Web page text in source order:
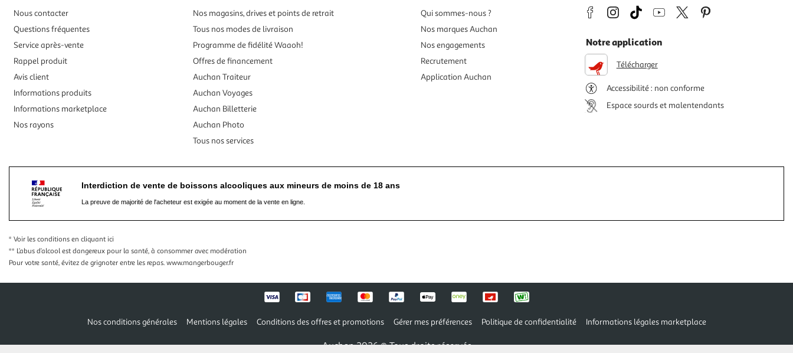
Nous contacter
Questions fréquentes
Service après-vente
Rappel produit
Avis client
Informations produits
Informations marketplace
Nos rayons
Nos magasins, drives et points de retrait
Tous nos modes de livraison
Programme de fidélité Waaoh!
Offres de financement
Auchan Traiteur
Auchan Voyages
Auchan Billetterie
Auchan Photo
Tous nos services
Qui sommes-nous ?
Nos marques Auchan
Nos engagements
Recrutement
Application Auchan
Notre application
Télécharger
Accessibilité : non conforme
Espace sourds et malentendants
Interdiction de vente de boissons alcooliques aux mineurs de moins de 18 ans
La preuve de majorité de l'acheteur est exigée au moment de la vente en ligne.
* Voir les conditions en cliquant ici
** L’abus d’alcool est dangereux pour la santé, à consommer avec modération
Pour votre santé, évitez de grignoter entre les repas. www.mangerbouger.fr
Nos conditions générales Mentions légales Conditions des offres et promotions Gérer mes préférences Politique de confidentialité Informations légales marketplace
Auchan 2026 © Tous droits réservés